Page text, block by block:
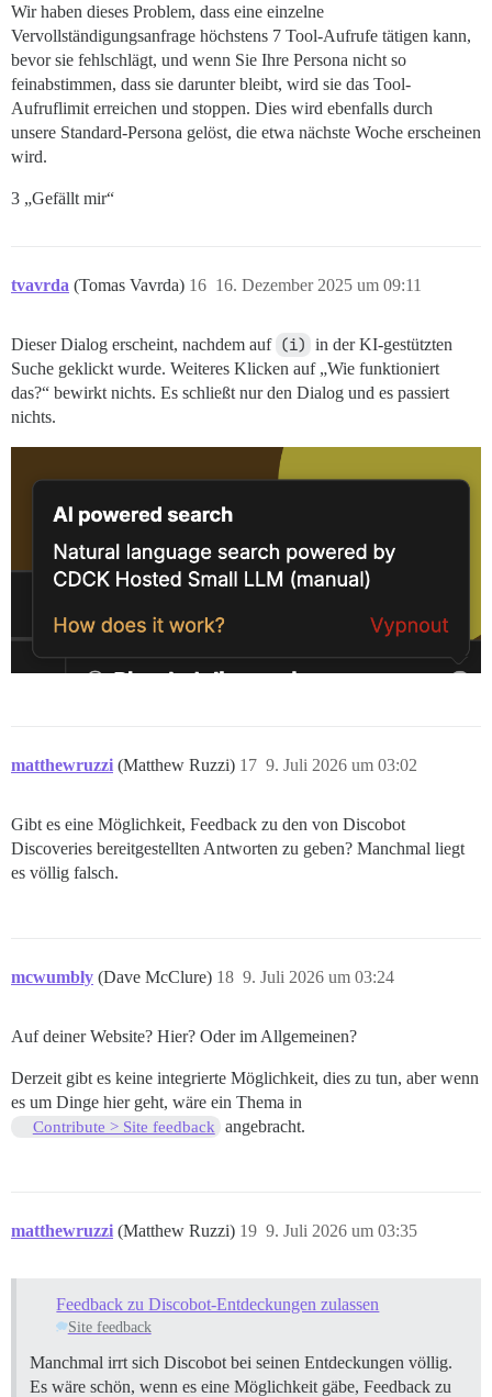
Wir haben dieses Problem, dass eine einzelne
Vervollständigungsanfrage höchstens 7 Tool-Aufrufe tätigen kann,
bevor sie fehlschlägt, und wenn Sie Ihre Persona nicht so
feinabstimmen, dass sie darunter bleibt, wird sie das Tool-
Aufruflimit erreichen und stoppen. Dies wird ebenfalls durch
unsere Standard-Persona gelöst, die etwa nächste Woche erscheinen
wird.
3 „Gefällt mir“
tvavrda (Tomas Vavrda) 16. Dezember 2025 um 09:11
16
Dieser Dialog erscheint, nachdem auf (i) in der KI-gestützten
Suche geklickt wurde. Weiteres Klicken auf „Wie funktioniert
das?“ bewirkt nichts. Es schließt nur den Dialog und es passiert
nichts.
matthewruzzi (Matthew Ruzzi) 9. Juli 2026 um 03:02
17
Gibt es eine Möglichkeit, Feedback zu den von Discobot
Discoveries bereitgestellten Antworten zu geben? Manchmal liegt
es völlig falsch.
mcwumbly (Dave McClure) 9. Juli 2026 um 03:24
18
Auf deiner Website? Hier? Oder im Allgemeinen?
Derzeit gibt es keine integrierte Möglichkeit, dies zu tun, aber wenn
es um Dinge hier geht, wäre ein Thema in
Contribute > Site feedback angebracht.
matthewruzzi (Matthew Ruzzi) 9. Juli 2026 um 03:35
19
Feedback zu Discobot-Entdeckungen zulassen
Site feedback
Manchmal irrt sich Discobot bei seinen Entdeckungen völlig.
Es wäre schön, wenn es eine Möglichkeit gäbe, Feedback zu